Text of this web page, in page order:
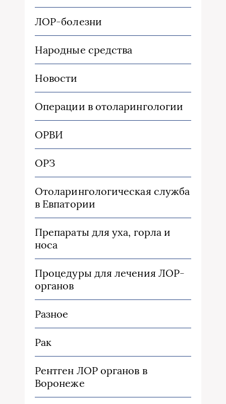
ЛОР-болезни
Народные средства
Новости
Операции в отоларингологии
ОРВИ
ОРЗ
Отоларингологическая служба
в Евпатории
Препараты для уха, горла и
носа
Процедуры для лечения ЛОР-
органов
Разное
Рак
Рентген ЛОР органов в
Воронеже